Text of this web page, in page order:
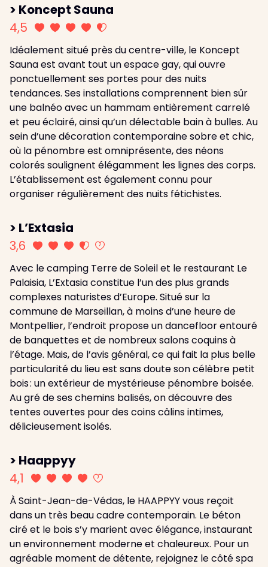
> Koncept Sauna
4,5
Idéalement situé près du centre-ville, le Koncept
Sauna est avant tout un espace gay, qui ouvre
ponctuellement ses portes pour des nuits
tendances. Ses installations comprennent bien sûr
une balnéo avec un hammam entièrement carrelé
et peu éclairé, ainsi qu’un délectable bain à bulles. Au
sein d’une décoration contemporaine sobre et chic,
où la pénombre est omniprésente, des néons
colorés soulignent élégamment les lignes des corps.
L’établissement est également connu pour
organiser régulièrement des nuits fétichistes.
> L’Extasia
3,6
Avec le camping Terre de Soleil et le restaurant Le
Palaisia, L’Extasia constitue l’un des plus grands
complexes naturistes d’Europe. Situé sur la
commune de Marseillan, à moins d’une heure de
Montpellier, l’endroit propose un dancefloor entouré
de banquettes et de nombreux salons coquins à
l’étage. Mais, de l’avis général, ce qui fait la plus belle
particularité du lieu est sans doute son célèbre petit
bois : un extérieur de mystérieuse pénombre boisée.
Au gré de ses chemins balisés, on découvre des
tentes ouvertes pour des coins câlins intimes,
délicieusement isolés.
> Haappyy
4,1
À Saint-Jean-de-Védas, le HAAPPYY vous reçoit
dans un très beau cadre contemporain. Le béton
ciré et le bois s’y marient avec élégance, instaurant
un environnement moderne et chaleureux. Pour un
agréable moment de détente, rejoignez le côté spa